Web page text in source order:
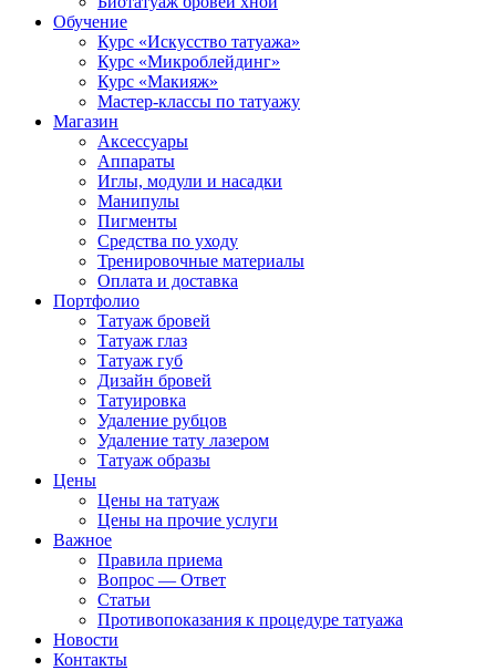
Обучение
Курс «Искусство татуажа»
Курс «Микроблейдинг»
Курс «Макияж»
Мастер-классы по татуажу
Магазин
Аксессуары
Аппараты
Иглы, модули и насадки
Манипулы
Пигменты
Средства по уходу
Тренировочные материалы
Оплата и доставка
Портфолио
Татуаж бровей
Татуаж глаз
Татуаж губ
Дизайн бровей
Татуировка
Удаление рубцов
Удаление тату лазером
Татуаж образы
Цены
Цены на татуаж
Цены на прочие услуги
Важное
Правила приема
Вопрос — Ответ
Статьи
Противопоказания к процедуре татуажа
Новости
Контакты